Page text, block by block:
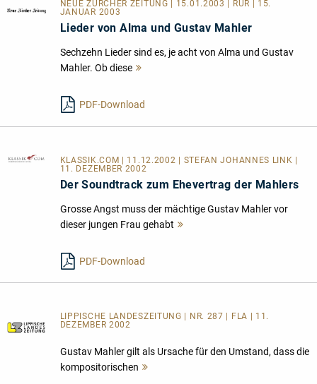
NEUE ZÜRCHER ZEITUNG | 15.01.2003 | RUR | 15.
JANUAR 2003
Lieder von Alma und Gustav Mahler
Sechzehn Lieder sind es, je acht von Alma und Gustav
Mahler. Ob diese
PDF-Download
KLASSIK.COM | 11.12.2002 | STEFAN JOHANNES LINK |
11. DEZEMBER 2002
Der Soundtrack zum Ehevertrag der Mahlers
Grosse Angst muss der mächtige Gustav Mahler vor
dieser jungen Frau gehabt
PDF-Download
LIPPISCHE LANDESZEITUNG | NR. 287 | FLA | 11.
DEZEMBER 2002
Gustav Mahler gilt als Ursache für den Umstand, dass die
kompositorischen